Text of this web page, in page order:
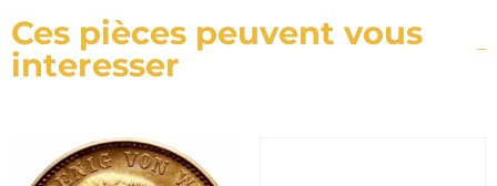
Ces pièces peuvent vous
interesser